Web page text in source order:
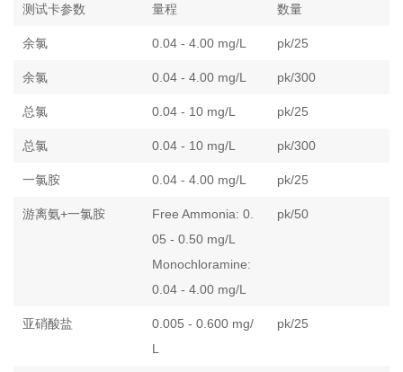
测试卡参数 量程 数量
余氯 0.04 - 4.00 mg/L pk/25
余氯 0.04 - 4.00 mg/L pk/300
总氯 0.04 - 10 mg/L pk/25
总氯 0.04 - 10 mg/L pk/300
一氯胺 0.04 - 4.00 mg/L pk/25
游离氨+一氯胺
Free Ammonia: 0.
05 - 0.50 mg/L
Monochloramine:
0.04 - 4.00 mg/L
pk/50
亚硝酸盐
0.005 - 0.600 mg/
L
pk/25